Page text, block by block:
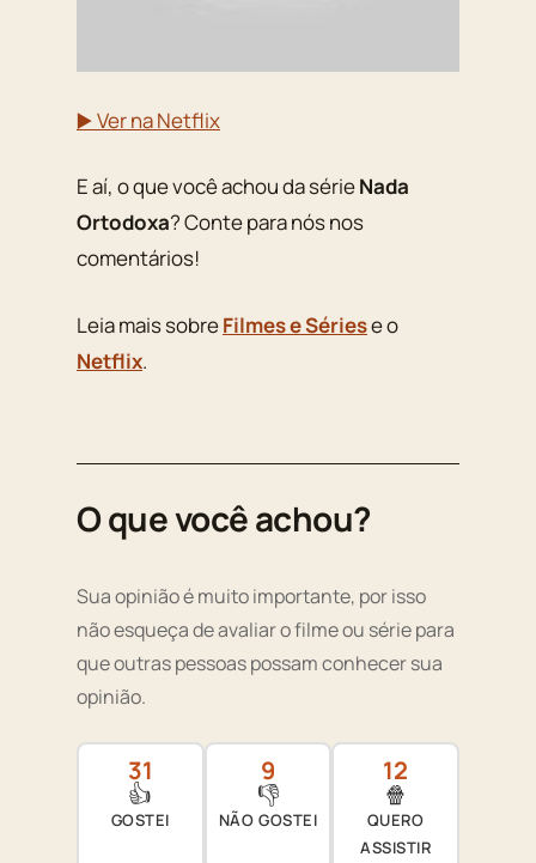
▶️ Ver na Netflix
E aí, o que você achou da sérieNada
Ortodoxa? Conte para nós nos
comentários!
Leia mais sobreFilmes e Sériese o
Netflix.
O que você achou?
Sua opinião é muito importante, por isso
não esqueça de avaliar o filme ou série para
que outras pessoas possam conhecer sua
opinião.
31
👍
GOSTEI
9
👎
NÃO GOSTEI
12
🍿
QUERO
ASSISTIR